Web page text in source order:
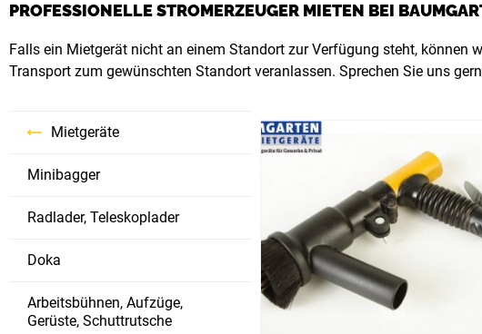
PROFESSIONELLE STROMERZEUGER MIETEN BEI
Falls ein Mietgerät nicht an einem Standort zur Verfügung steht, können
Transport zum gewünschten Standort veranlassen. Sprechen Sie uns
Mietgeräte
Minibagger
Radlader, Teleskoplader
Doka
Arbeitsbühnen, Aufzüge,
Gerüste, Schuttrutsche